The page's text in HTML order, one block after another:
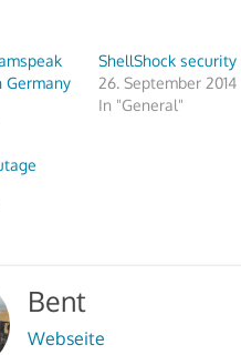
Germany
ShellShock security
26. September 2014
In "General"
Bent
Webseite